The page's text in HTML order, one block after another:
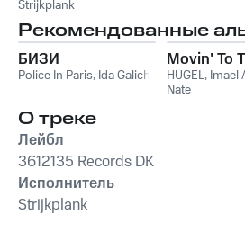
Strijkplank
Рекомендованные
БИЗИ
Police In Paris, Ida Galich
Movin' To
HUGEL, Imael
Nate
О треке
Лейбл
3612135 Records DK
Исполнитель
Strijkplank